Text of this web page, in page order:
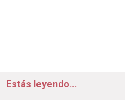
Estás leyendo...